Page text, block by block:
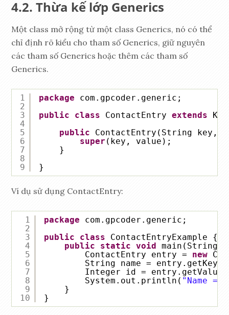
Thừa kế lớp Generics
Một class mở rộng từ một class Generics, nó có thể
chỉ định rõ kiểu cho tham số Generics, giữ nguyên
các tham số Generics hoặc thêm các tham số
Generics.
1
2
3
4
5
6
7
8
9
package
com.gpcoder.generic;
public
class ContactEntry extends
public
ContactEntry(String key,
super (key, value);
}
}
Ví dụ sử dụng ContactEntry:
1
2
3
4
5
6
7
8
9
10
package
com.gpcoder.generic;
public
class
ContactEntryExample {
public
static void
ContactEntry entry = new
String name =
Integer id =
System.out.println( "Name = "
}
}